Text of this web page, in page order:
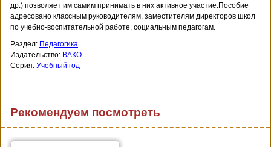
др.) позволяет им самим принимать в них активное участие.Пособие
адресовано классным руководителям, заместителям директоров школ
по учебно-воспитательной работе, социальным педагогам.
Раздел: Педагогика
Издательство: ВАКО
Серия: Учебный год
Рекомендуем посмотреть